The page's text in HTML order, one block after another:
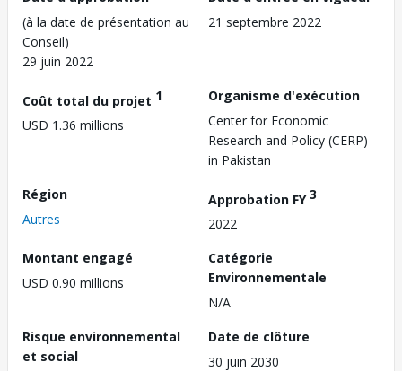
(à la date de présentation au
Conseil)
29 juin 2022
21 septembre 2022
Coût total du projet 1
USD 1.36 millions
Organisme d'exécution
Center for Economic
Research and Policy (CERP)
in Pakistan
Région
Autres
Approbation FY3
2022
Montant engagé
USD 0.90 millions
Catégorie
Environnementale
N/A
Risque environnemental
et social
Date de clôture
30 juin 2030